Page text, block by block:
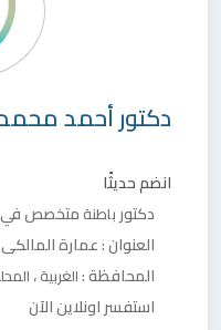
دكتورأحمد محمد
انضم حديثًا
دكتور باطنةمتخصص
العنوان :عمارة
المحافظة :الغربية،
استفسر اونلاين الآن